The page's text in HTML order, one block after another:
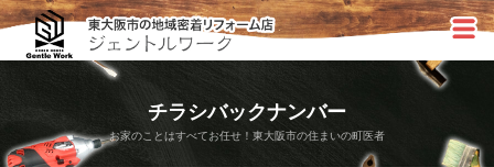
チラシバックナンバー
お家のことはすべてお任せ！東大阪市の住まいの町医者